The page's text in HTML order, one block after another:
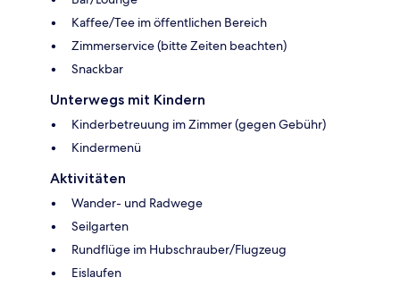
Kaffee/Tee im öffentlichen Bereich
Zimmerservice (bitte Zeiten beachten)
Snackbar
Unterwegs mit Kindern
Kinderbetreuung im Zimmer (gegen Gebühr)
Kindermenü
Aktivitäten
Wander- und Radwege
Seilgarten
Rundflüge im Hubschrauber/Flugzeug
Eislaufen